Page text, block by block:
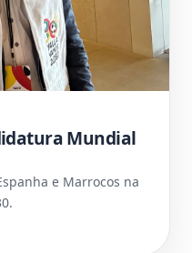
Mundial
e Marrocos na